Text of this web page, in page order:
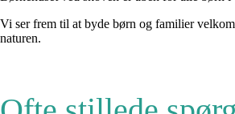
Vi ser frem til at byde børn og familier
naturen.